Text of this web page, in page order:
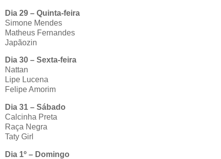
Dia 29 – Quinta-feira
Simone Mendes
Matheus Fernandes
Japãozin
Dia 30 – Sexta-feira
Nattan
Lipe Lucena
Felipe Amorim
Dia 31 – Sábado
Calcinha Preta
Raça Negra
Taty Girl
Dia 1º – Domingo